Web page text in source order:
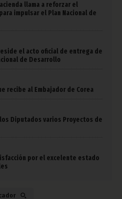
llama a reforzar el
impulsar el Plan Nacional de
el acto oficial de entrega de
de Desarrollo
recibe al Embajador de Corea
los Diputados varios Proyectos de
por el excelente estado